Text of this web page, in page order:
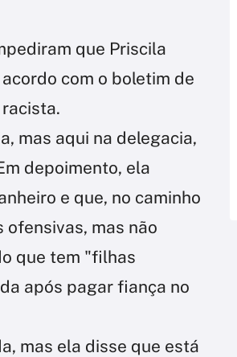
que Priscila
com o boletim de
mas aqui na delegacia,
depoimento, ela
e que, no caminho
mas não
que tem "filhas
após pagar fiança no
mas ela disse que está